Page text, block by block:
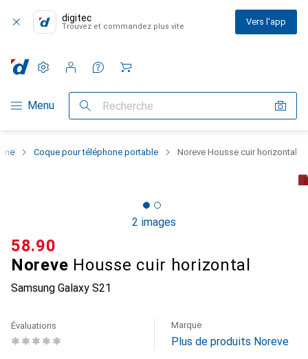
digitec
Trouvez et commandez plus vite Vers l'app
Navigation par catégorie
Menu Recherche
Paramètres
Compte client
Listes de comparaison
Listes d'envies
Panier
Coque pour téléphone portable Noreve Housse cuir horizontal
2 images
Noreve Housse cuir horizontal
Samsung Galaxy S21
CHF
58.90
Évaluations Marque
Plus de produits Noreve